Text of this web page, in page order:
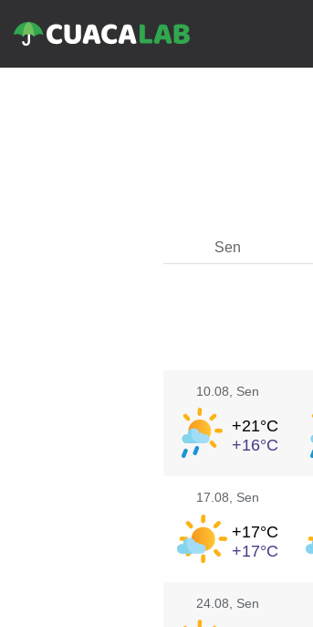
Sen
10.08 , Sen
+21°C
+16°C
17.08 , Sen
+17°C
+17°C
24.08 , Sen